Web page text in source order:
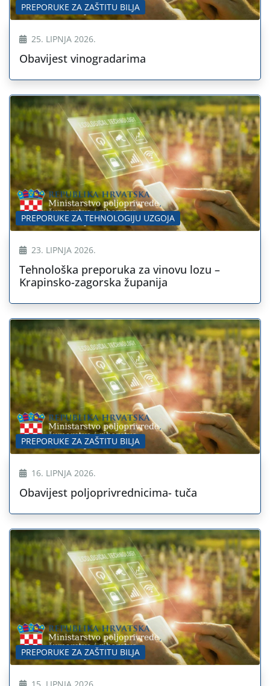
PREPORUKE ZA ZAŠTITU BILJA
25. LIPNJA 2026.
Obavijest vinogradarima
PREPORUKE ZA TEHNOLOGIJU UZGOJA
23. LIPNJA 2026.
Tehnološka preporuka za vinovu lozu –
Krapinsko-zagorska županija
PREPORUKE ZA ZAŠTITU BILJA
16. LIPNJA 2026.
Obavijest poljoprivrednicima- tuča
PREPORUKE ZA ZAŠTITU BILJA